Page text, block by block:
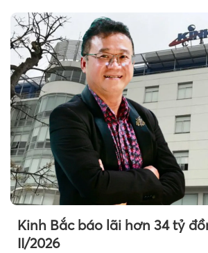
Kinh Bắc báo lãi hơn 34 tỷ
II/2026